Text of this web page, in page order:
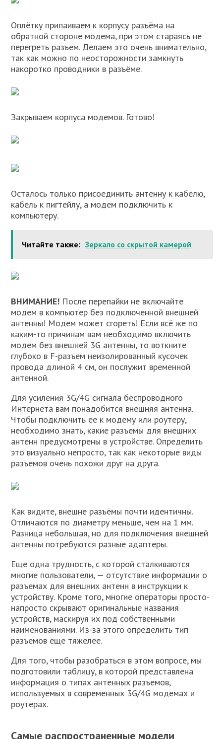
Оплётку припаиваем к корпусу разъёма на
обратной стороне модема, при этом стараясь не
перегреть разъем. Делаем это очень внимательно,
так как можно по неосторожности замкнуть
накоротко проводники в разъёме.
Закрываем корпуса модемов. Готово!
Осталось только присоединить антенну к кабелю,
кабель к пигтейлу, а модем подключить к
компьютеру.
Читайте также: Зеркало со скрытой камерой
ВНИМАНИЕ! После перепайки не включайте
модем в компьютер без подключенной внешней
антенны! Модем может сгореть! Если всё же по
каким-то причинам вам необходимо включить
модем без внешней 3G антенны, то воткните
глубоко в F-разъем неизолированный кусочек
провода длиной 4 см, он послужит временной
антенной.
Для усиления 3G/4G сигнала беспроводного
Интернета вам понадобится внешняя антенна.
Чтобы подключить ее к модему или роутеру,
необходимо знать, какие разъемы для внешних
антенн предусмотрены в устройстве. Определить
это визуально непросто, так как некоторые виды
разъемов очень похожи друг на друга.
Как видите, внешне разъёмы почти идентичны.
Отличаются по диаметру меньше, чем на 1 мм.
Разница небольшая, но для подключения внешней
антенны потребуются разные адаптеры.
Еще одна трудность, с которой сталкиваются
многие пользователи, — отсутствие информации о
разъемах для внешних антенн в инструкции к
устройству. Кроме того, многие операторы просто-
напросто скрывают оригинальные названия
устройств, маскируя их под собственными
наименованиями. Из-за этого определить тип
разъемов еще тяжелее.
Для того, чтобы разобраться в этом вопросе, мы
подготовили таблицу, в которой представлена
информация о типах антенных разъемов,
используемых в современных 3G/4G модемах и
роутерах.
Самые распространенные модели